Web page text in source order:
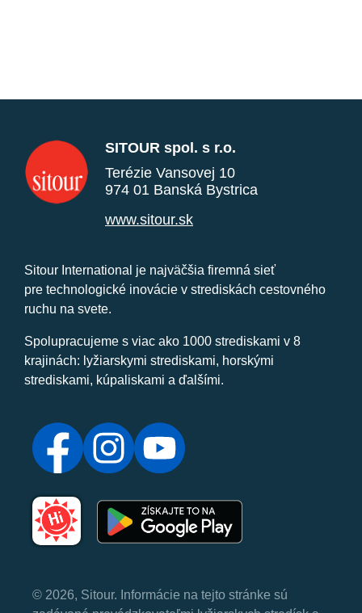
SITOUR spol. s r.o.
Terézie Vansovej 10
974 01 Banská Bystrica
www.sitour.sk
Sitour International je najväčšia firemná sieť
pre technologické inovácie v strediskách cestovného
ruchu na svete.
Spolupracujeme s viac ako 1000 strediskami v 8
krajinách: lyžiarskymi strediskami, horskými
strediskami, kúpaliskami a ďalšími.
© 2026, Sitour. Informácie na tejto stránke sú